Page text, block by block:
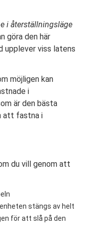
i återställningsläge
göra den här
upplever viss latens
möjligen kan
i
är den bästa
att fastna i
du vill genom att
stängs av helt
för att slå på den